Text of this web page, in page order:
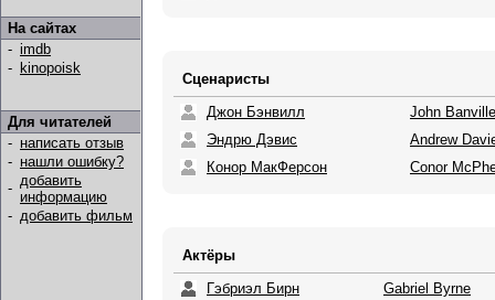
На сайтах
- imdb
- kinopoisk
Для читателей
- написать отзыв
- нашли ошибку?
- добавить
информацию
- добавить фильм
Сценаристы
Джон Бэнвилл
John Banville
Эндрю Дэвис
Andrew
Конор МакФерсон
Conor
Актёры
Гэбриэл Бирн
Gabriel Byrne